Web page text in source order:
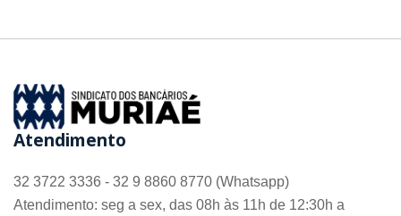
Atendimento
32 3722 3336 - 32 9 8860 8770 (Whatsapp)
Atendimento: seg a sex, das 08h às 11h de 12:30h a